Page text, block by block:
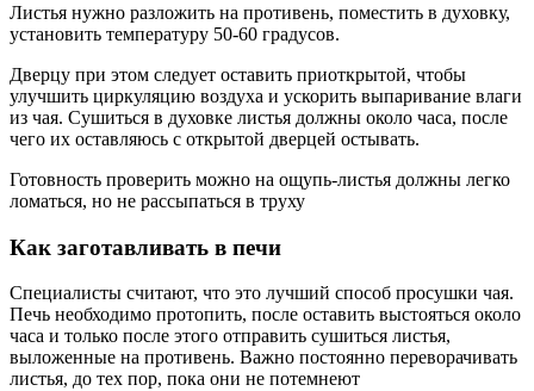
Листья нужно разложить на противень, поместить в духовку,
установить температуру 50-60 градусов.
Дверцу при этом следует оставить приоткрытой, чтобы
улучшить циркуляцию воздуха и ускорить выпаривание влаги
из чая. Сушиться в духовке листья должны около часа, после
чего их оставляюсь с открытой дверцей остывать.
Готовность проверить можно на ощупь-листья должны легко
ломаться, но не рассыпаться в труху
Как заготавливать в печи
Специалисты считают, что это лучший способ просушки чая.
Печь необходимо протопить, после оставить выстояться около
часа и только после этого отправить сушиться листья,
выложенные на противень. Важно постоянно переворачивать
листья, до тех пор, пока они не потемнеют